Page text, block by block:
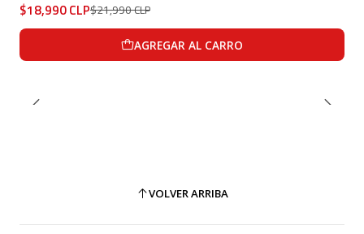
$18,990 CLP$21,990 CLP
AGREGAR AL CARRO
VOLVER ARRIBA